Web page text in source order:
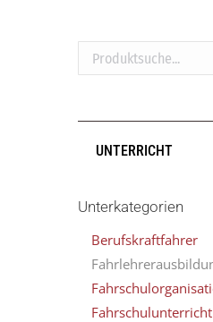
Produktsuche...
UNTERRICHT
Unterkategorien
Berufskraftfahrer
Fahrschulunterricht